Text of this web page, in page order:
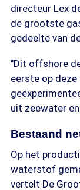
directeur Lex
de grootste
gedeelte van
"Dit offshore
eerste op
uit zeewater
Bestaand
Op het
waterstof
vertelt De